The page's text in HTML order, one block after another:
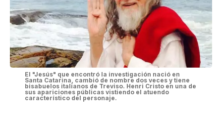
El "Jesús" que encontró la investigación nació en
Santa Catarina, cambió de nombre dos veces y tiene
bisabuelos italianos de Treviso. Henri Cristo en una de
sus apariciones públicas vistiendo el atuendo
característico del personaje.